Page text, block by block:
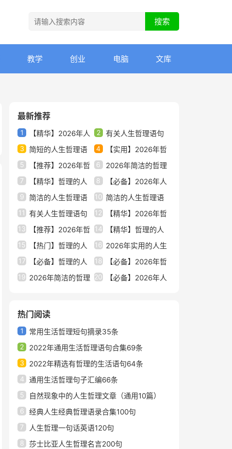
教学 创业 电脑 文库
最新推荐
1
【精华】2026年人
生哲理语句锦集39条
2
有关人生哲理语句
锦集98句
3
简短的人生哲理语
句集锦37句
4
【实用】2026年哲
理的人生语句锦集88条
5
【推荐】2026年哲
理的人生语句87句
6
2026年简洁的哲理
的人生语句集锦69条
7
【精华】哲理的人
生语句58句
8
【必备】2026年人
生哲理语句锦集45条
9
简洁的人生哲理语
句集锦60条
10 简洁的人生哲理语
句合集78句
11 有关人生哲理语句
汇总86句
12
【精华】2026年哲
理的人生语句集合49条
13
【推荐】2026年哲
理的人生语句汇总88条
14
【精华】哲理的人
生语句合集36句
15
【热门】哲理的人
生语句集锦48条
16 2026年实用的人生
哲理语句合集58条
17
【必备】哲理的人
生语句69条
18
【必备】2026年哲
理的人生语句集锦99句
19 2026年简洁的哲理 20
【必备】2026年人
热门阅读
1 常用生活哲理短句摘录35条
2 2022年通用生活哲理语句合集69条
3 2022年精选有哲理的生活语句64条
4 通用生活哲理句子汇编66条
5 自然现象中的人生哲理文章（通用10篇）
6 经典人生经典哲理语录合集100句
7 人生哲理一句话英语120句
8 莎士比亚人生哲理名言200句